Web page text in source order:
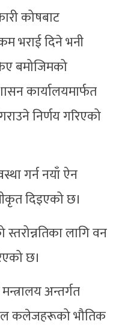
कोषबाट
भराई दिने भनी
बमोजिमको
कार्यालयमार्फत
निर्णय गरिएको
गर्न नयाँ ऐन
दिइएको छ।
लागि वन
छ।
मन्त्रालय अन्तर्गत
कलेजहरूको भौतिक